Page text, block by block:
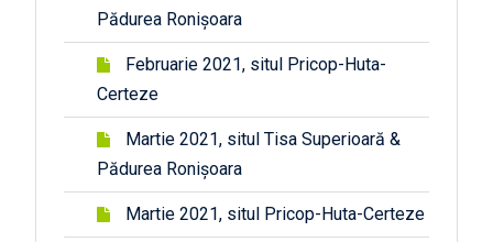
Pădurea Ronișoara
Februarie 2021, situl Pricop-Huta-
Certeze
Martie 2021, situl Tisa Superioară &
Pădurea Ronișoara
Martie 2021, situl Pricop-Huta-Certeze